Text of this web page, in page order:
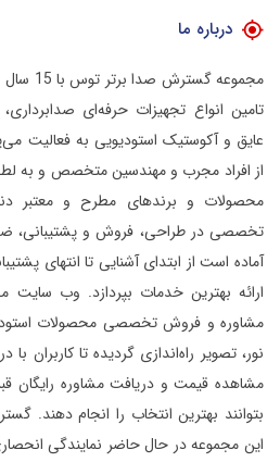
درباره ما
مجموعه
تامین انواع تجهیزات حرفه‌ای صدابرداری،
عایق و آکوستیک استودیویی به فعالیت
محصولات و برندهای مطرح و معتبر
تخصصی در طراحی، فروش و پشتیبانی،
آماده است از ابتدای آشنایی تا انتهای
ارائه بهترین خدمات بپردازد. وب سایت
مشاوره و فروش تخصصی محصولات
نور، تصویر راه‌اندازی گردیده تا کاربران
مشاهده قیمت و دریافت مشاوره رایگان
بتوانند بهترین انتخاب را انجام دهند.